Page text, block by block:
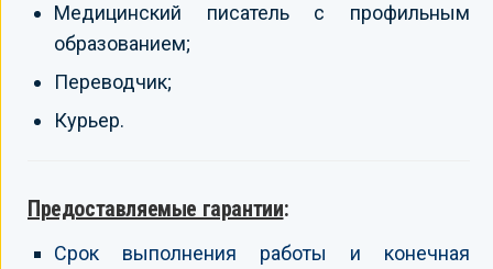
Медицинский писатель с профильным
образованием;
Переводчик;
Курьер.
Предоставляемые гарантии:
Срок выполнения работы и конечная